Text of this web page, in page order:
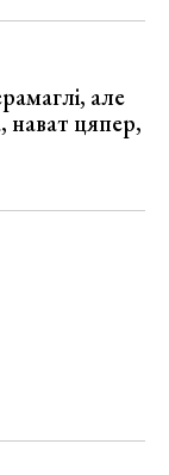
але
нават цяпер,